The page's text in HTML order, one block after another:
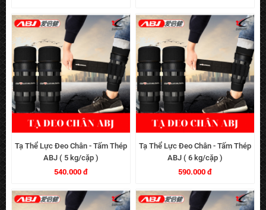
Tạ Thể Lực Đeo Chân - Tấm Thép
ABJ ( 5 kg/cặp )
540.000 đ
Tạ Thể Lực Đeo Chân - Tấm Thép
ABJ ( 6 kg/cặp )
590.000 đ